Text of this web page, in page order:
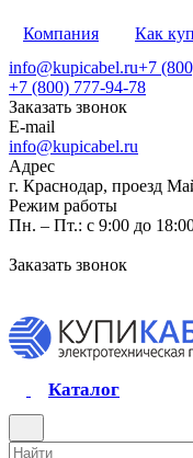
Компания Как
info@kupicabel.ru+7
+7 (800) 777-94-78
Заказать звонок
E-mail
info@kupicabel.ru
Адрес
г. Краснодар, проезд
Режим работы
Пн. – Пт.: с 9:00 до
Заказать звонок
Каталог